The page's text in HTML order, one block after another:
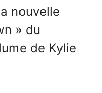
nouvelle
» du
de Kylie